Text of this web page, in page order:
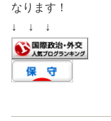
なります！
↓ ↓ ↓